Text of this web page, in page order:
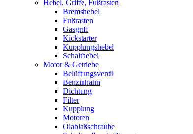
Hebel, Griffe, Fußrasten
Bremshebel
Fußrasten
Gasgriff
Kickstarter
Kupplungshebel
Schalthebel
Motor & Getriebe
Belüftungsventil
Benzinhahn
Dichtung
Filter
Kupplung
Motoren
Ölablaßschraube